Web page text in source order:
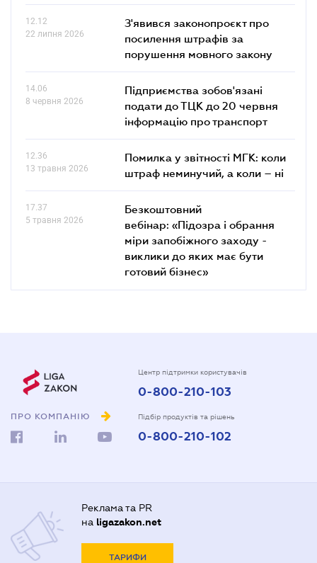
12.12
22 липня 2026
З'явився законопроєкт про
посилення штрафів за
порушення мовного закону
14.06
8 червня 2026
Підприємства зобов'язані
подати до ТЦК до 20 червня
інформацію про транспорт
12.36
13 травня 2026
Помилка у звітності МГК: коли
штраф неминучий, а коли – ні
17.37
5 травня 2026
Безкоштовний
вебінар: «Підозра і обрання
міри запобіжного заходу -
виклики до яких має бути
готовий бізнес»
ПРО КОМПАНІЮ
Центр підтримки користувачів
0-800-210-103
Підбір продуктів та рішень
0-800-210-102
Реклама та PR
на ligazakon.net
ТАРИФИ